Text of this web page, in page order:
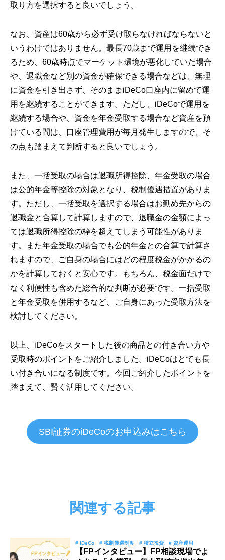
取り方を選択すると良いでしょう。
なお、資産は60歳から必ず受け取らなければならないと
いうわけではありません。最長70歳まで運用を継続でき
るため、60歳時点でマーケット環境が悪化していた場合
や、退職金など別の資金が確保できる場合などは、無理
に資金を引き出さず、そのままiDeCo口座内に留めて運
用を継続することができます。ただし、iDeCoで運用を
継続する場合や、資金を年金受取する場合など資産を預
けている間は、口座管理費用が毎月発生しますので、そ
の点も踏まえて判断すると良いでしょう。
また、一括受取の場合は退職所得控除、年金受取の場合
は公的年金等控除の対象となり、税制優遇措置がありま
す。ただし、一括受取を選択する場合はお勤め先からの
退職金と合算して計算しますので、退職金の金額によっ
ては退職所得控除の枠を超えてしまう可能性がありま
す。また年金受取の場合でも公的年金との合算で計算さ
れますので、ご自身の場合にはどの程度税金がかかるの
かを計算しておくと安心です。もちろん、税金面だけで
なく利便性も含めた総合的な判断が必要です。一括受取
と年金受取を併用するなど、ご自身にあった受取方法を
検討してください。
以上、iDeCoをスタートした後の商品との付き合い方や
受取時のポイントをご紹介しました。iDeCoはとても長
い付き合いになる制度です。今回ご紹介したポイントを
踏まえて、賢く活用してください。
SBI証券のiDeCoのお申込みはこちら
関連する記事
# iDeCo # 税制優遇制度 # 積立投資 # 資産運用
【FPインタビュー】FP相談現場でよ